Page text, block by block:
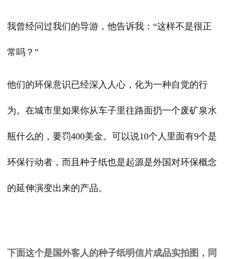
我曾经问过我们的导游，他告诉我：“这样不是很正
常吗？”
他们的环保意识已经深入人心，化为一种自觉的行
为。在城市里如果你从车子里往路面扔一个废矿泉水
瓶什么的，要罚400美金。可以说10个人里面有9个是
环保行动者，而且种子纸也是起源是外国对环保概念
的延伸演变出来的产品。
下面这个是国外客人的种子纸明信片成品实拍图，同